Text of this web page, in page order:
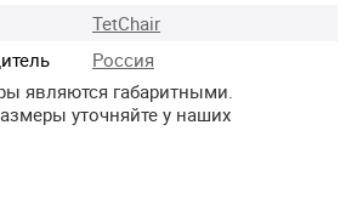
TetChair
Россия
являются габаритными.
уточняйте у наших